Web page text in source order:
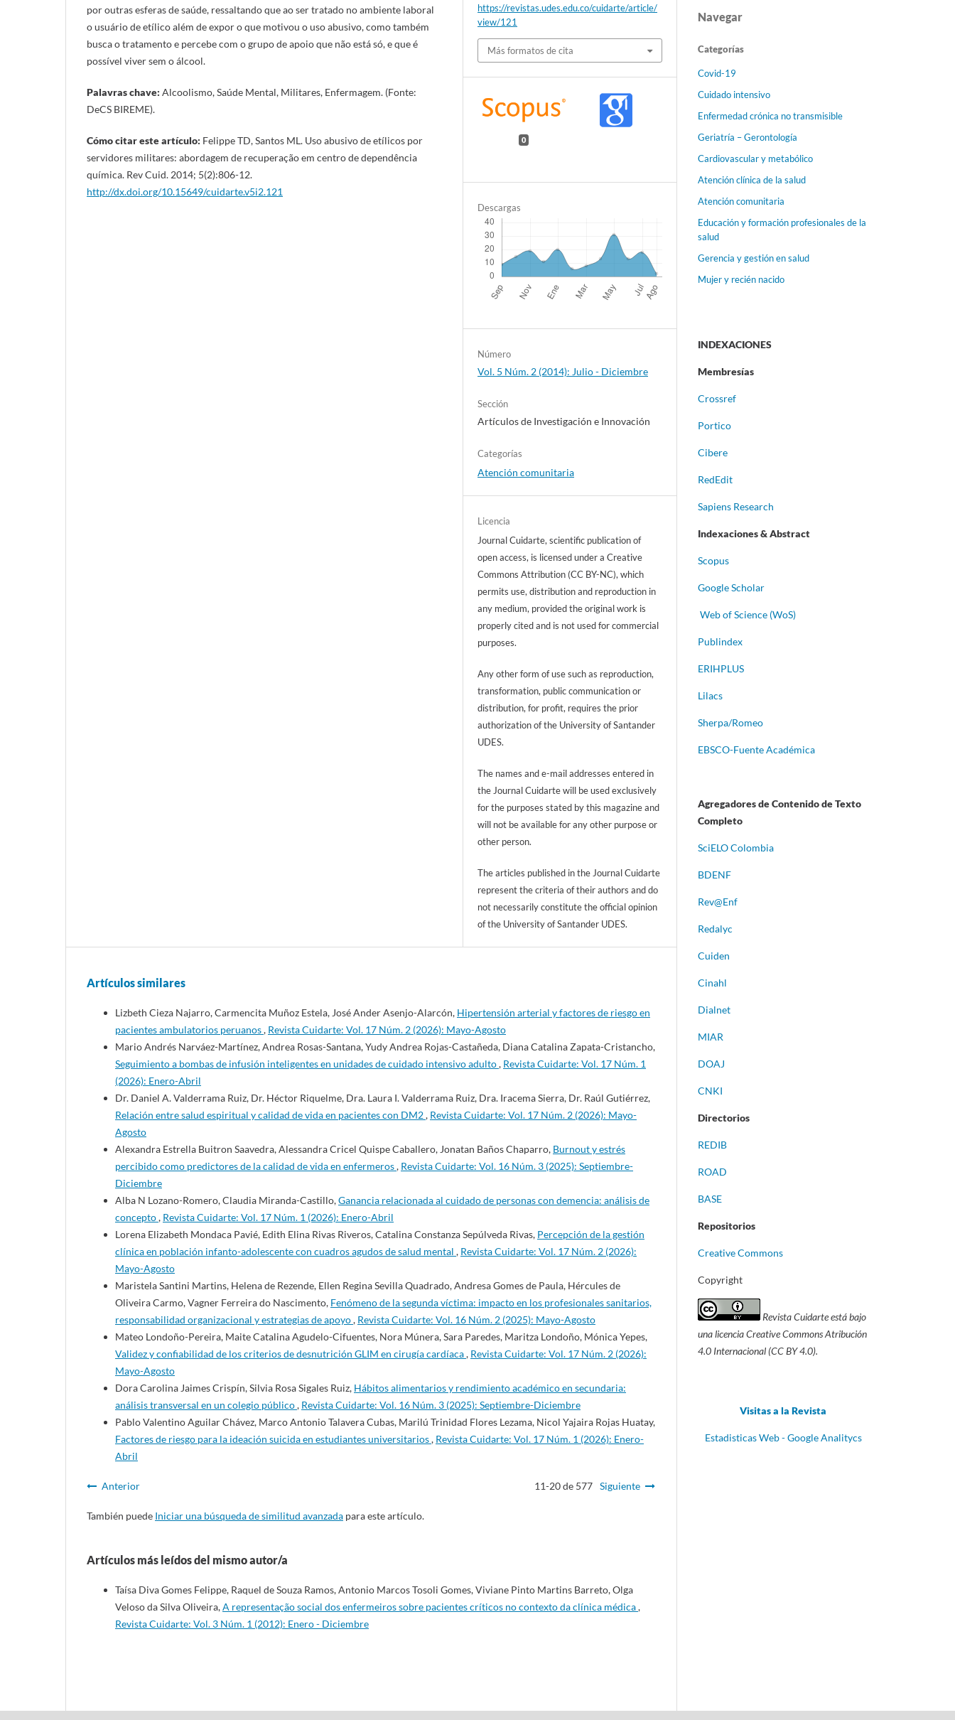
por outras esferas de saúde, ressaltando que ao ser tratado no ambiente laboral
o usuário de etílico além de expor o que motivou o uso abusivo, como também
busca o tratamento e percebe com o grupo de apoio que não está só, e que é
possível viver sem o álcool.
Palavras chave: Alcoolismo, Saúde Mental, Militares, Enfermagem. (Fonte:
DeCS BIREME).
Cómo citar este artículo: Felippe TD, Santos ML. Uso abusivo de etílicos por
servidores militares: abordagem de recuperação em centro de dependência
química. Rev Cuid. 2014; 5(2):806-12.
http://dx.doi.org/10.15649/cuidarte.v5i2.121
https://revistas.udes.edu.co/cuidarte/article/
view/121
Más formatos de cita
0
Descargas
Número
Vol. 5 Núm. 2 (2014): Julio - Diciembre
Sección
Artículos de Investigación e Innovación
Categorías
Atención comunitaria
Licencia
Journal Cuidarte, scientific publication of
open access, is licensed under a Creative
Commons Attribution (CC BY-NC), which
permits use, distribution and reproduction in
any medium, provided the original work is
properly cited and is not used for commercial
purposes.
Any other form of use such as reproduction,
transformation, public communication or
distribution, for profit, requires the prior
authorization of the University of Santander
UDES.
The names and e-mail addresses entered in
the Journal Cuidarte will be used exclusively
for the purposes stated by this magazine and
will not be available for any other purpose or
other person.
The articles published in the Journal Cuidarte
represent the criteria of their authors and do
not necessarily constitute the official opinion
of the University of Santander UDES.
Artículos similares
Lizbeth Cieza Najarro, Carmencita Muñoz Estela, José Ander Asenjo-Alarcón, Hipertensión arterial y factores de riesgo en
pacientes ambulatorios peruanos, Revista Cuidarte: Vol. 17 Núm. 2 (2026): Mayo-Agosto
Mario Andrés Narváez-Martínez, Andrea Rosas-Santana, Yudy Andrea Rojas-Castañeda, Diana Catalina Zapata-Cristancho,
Seguimiento a bombas de infusión inteligentes en unidades de cuidado intensivo adulto, Revista Cuidarte: Vol. 17 Núm. 1
(2026): Enero-Abril
Dr. Daniel A. Valderrama Ruiz, Dr. Héctor Riquelme, Dra. Laura I. Valderrama Ruiz, Dra. Iracema Sierra, Dr. Raúl Gutiérrez,
Relación entre salud espiritual y calidad de vida en pacientes con DM2, Revista Cuidarte: Vol. 17 Núm. 2 (2026): Mayo-
Agosto
Alexandra Estrella Buitron Saavedra, Alessandra Cricel Quispe Caballero, Jonatan Baños Chaparro, Burnout y estrés
percibido como predictores de la calidad de vida en enfermeros, Revista Cuidarte: Vol. 16 Núm. 3 (2025): Septiembre-
Diciembre
Alba N Lozano-Romero, Claudia Miranda-Castillo,Ganancia relacionada al cuidado de personas con demencia: análisis de
concepto, Revista Cuidarte: Vol. 17 Núm. 1 (2026): Enero-Abril
Lorena Elizabeth Mondaca Pavié, Edith Elina Rivas Riveros, Catalina Constanza Sepúlveda Rivas, Percepción de la gestión
clínica en población infanto-adolescente con cuadros agudos de salud mental , Revista Cuidarte: Vol. 17 Núm. 2 (2026):
Mayo-Agosto
Maristela Santini Martins, Helena de Rezende, Ellen Regina Sevilla Quadrado, Andresa Gomes de Paula, Hércules de
Oliveira Carmo, Vagner Ferreira do Nascimento, Fenómeno de la segunda víctima: impacto en los profesionales sanitarios,
responsabilidad organizacional y estrategias de apoyo, Revista Cuidarte: Vol. 16 Núm. 2 (2025): Mayo-Agosto
Mateo Londoño-Pereira, Maite Catalina Agudelo-Cifuentes, Nora Múnera, Sara Paredes, Maritza Londoño, Mónica Yepes,
Validez y confiabilidad de los criterios de desnutrición GLIM en cirugía cardíaca, Revista Cuidarte: Vol. 17 Núm. 2 (2026):
Mayo-Agosto
Dora Carolina Jaimes Crispín, Silvia Rosa Sigales Ruiz, Hábitos alimentarios y rendimiento académico en secundaria:
análisis transversal en un colegio público, Revista Cuidarte: Vol. 16 Núm. 3 (2025): Septiembre-Diciembre
Pablo Valentino Aguilar Chávez, Marco Antonio Talavera Cubas, Marilú Trinidad Flores Lezama, Nicol Yajaira Rojas Huatay,
Factores de riesgo para la ideación suicida en estudiantes universitarios, Revista Cuidarte: Vol. 17 Núm. 1 (2026): Enero-
Abril
Anterior 11-20 de 577 Siguiente
También puede Iniciar una búsqueda de similitud avanzada para este artículo.
Artículos más leídos del mismo autor/a
Taísa Diva Gomes Felippe, Raquel de Souza Ramos, Antonio Marcos Tosoli Gomes, Viviane Pinto Martins Barreto, Olga
Veloso da Silva Oliveira,A representação social dos enfermeiros sobre pacientes críticos no contexto da clínica médica,
Revista Cuidarte: Vol. 3 Núm. 1 (2012): Enero - Diciembre
Navegar
Categorías
Covid-19
Cuidado intensivo
Enfermedad crónica no transmisible
Geriatría – Gerontología
Cardiovascular y metabólico
Atención clínica de la salud
Atención comunitaria
Educación y formación profesionales de la
salud
Gerencia y gestión en salud
Mujer y recién nacido
INDEXACIONES
Membresías
Crossref
Portico
Cibere
RedEdit
Sapiens Research
Indexaciones & Abstract
Scopus
Google Scholar
Web of Science (WoS)
Publindex
ERIHPLUS
Lilacs
Sherpa/Romeo
EBSCO-Fuente Académica
Agregadores de Contenido de Texto
Completo
SciELO Colombia
BDENF
Rev@Enf
Redalyc
Cuiden
Cinahl
Dialnet
MIAR
DOAJ
CNKI
Directorios
REDIB
ROAD
BASE
Repositorios
Creative Commons
Copyright
Revista Cuidarte está bajo
una licencia Creative Commons Atribución
4.0 Internacional (CC BY 4.0).
Visitas a la Revista
Estadisticas Web - Google Analitycs